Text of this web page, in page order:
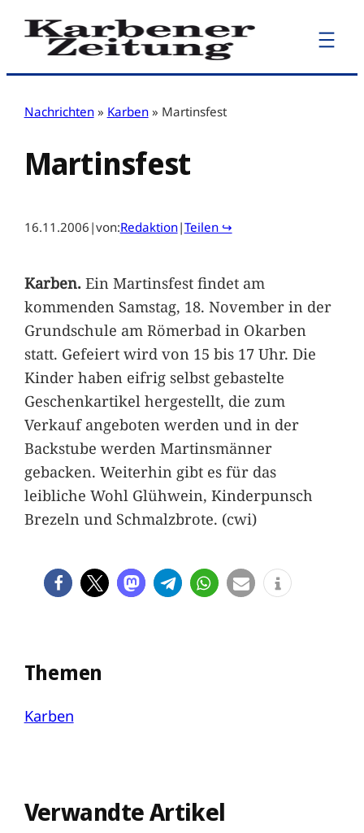
Zum
Inhalt
Nachrichten » Karben » Martinsfest
Martinsfest
16.11.2006 |von:Redaktion|Teilen ↪
Karben.Ein Martinsfest findet am
kommenden Samstag, 18. November in der
Grundschule am Römerbad in Okarben
statt. Gefeiert wird von 15 bis 17 Uhr. Die
Kinder haben eifrig selbst gebastelte
Geschenkartikel hergestellt, die zum
Verkauf angeboten werden und in der
Backstube werden Martinsmänner
gebacken. Weiterhin gibt es für das
leibliche Wohl Glühwein, Kinderpunsch
Brezeln und Schmalzbrote. (cwi)
Themen
Karben
Verwandte Artikel